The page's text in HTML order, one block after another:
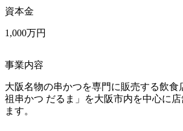
資本金
1,000万円
事業内容
大阪名物の串かつを専門に販売する飲食
祖串かつ だるま」を大阪市内を中心に店
ます。